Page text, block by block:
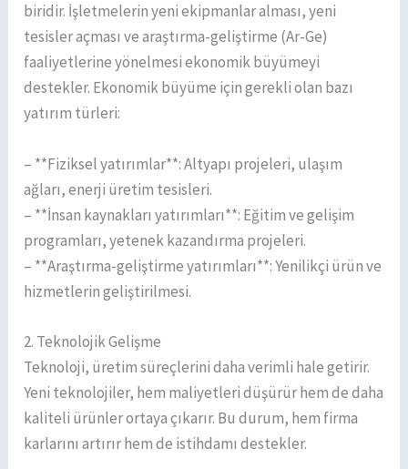
biridir. İşletmelerin yeni ekipmanlar alması, yeni
tesisler açması ve araştırma-geliştirme (Ar-Ge)
faaliyetlerine yönelmesi ekonomik büyümeyi
destekler. Ekonomik büyüme için gerekli olan bazı
yatırım türleri:
– **Fiziksel yatırımlar**: Altyapı projeleri, ulaşım
ağları, enerji üretim tesisleri.
– **İnsan kaynakları yatırımları**: Eğitim ve gelişim
programları, yetenek kazandırma projeleri.
– **Araştırma-geliştirme yatırımları**: Yenilikçi ürün ve
hizmetlerin geliştirilmesi.
2. Teknolojik Gelişme
Teknoloji, üretim süreçlerini daha verimli hale getirir.
Yeni teknolojiler, hem maliyetleri düşürür hem de daha
kaliteli ürünler ortaya çıkarır. Bu durum, hem firma
karlarını artırır hem de istihdamı destekler.